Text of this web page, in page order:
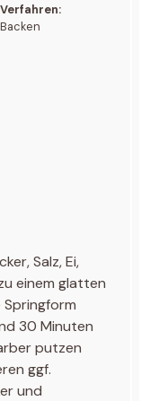
Verfahren:
Backen
Salz, Ei,
einem glatten
30 Minuten
putzen
ggf.
und